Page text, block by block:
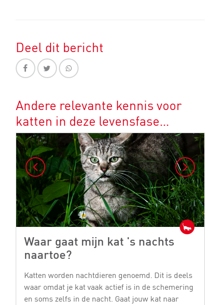
Deel dit bericht
Andere relevante kennis voor
katten in deze levensfase…
Waar gaat mijn kat 's nachts
naartoe?
Katten worden nachtdieren genoemd. Dit is deels
waar omdat je kat vaak actief is in de schemering
en soms zelfs in de nacht. Gaat jouw kat naar